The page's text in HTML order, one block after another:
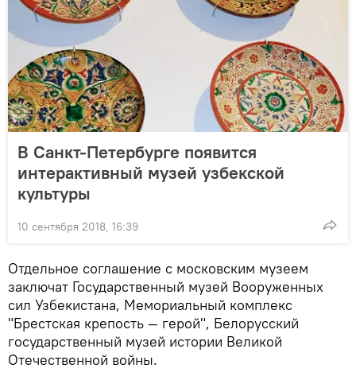
В Санкт-Петербурге появится
интерактивный музей узбекской
культуры
10 сентября 2018, 16:39
Отдельное соглашение с московским музеем
заключат Государственный музей Вооруженных
сил Узбекистана, Мемориальный комплекс
"Брестская крепость — герой", Белорусский
государственный музей истории Великой
Отечественной войны.